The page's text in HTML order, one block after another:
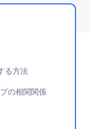
要
る方法
跡する方法
の相関関係
ループの相関関係